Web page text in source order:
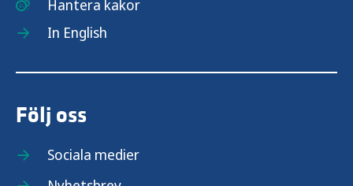
Hantera kakor
In English
Följ oss
Sociala medier